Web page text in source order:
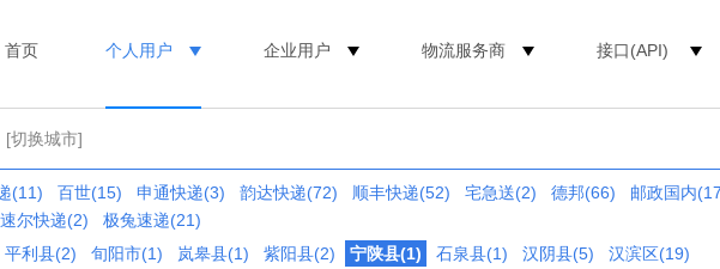
首页 个人用户 企业用户 物流服务商 接口(API)
[切换城市]
(11) 百世(15) 申通快递(3) 韵达快递(72) 顺丰快递(52) 宅急送(2) 德邦(66)
邮政国内
速尔快递(2)
极兔速递(21)
平利县(2)
旬阳市(1) 岚皋县(1) 紫阳县(2) 宁陕县(1) 石泉县(1) 汉阴县(5) 汉滨区(19)